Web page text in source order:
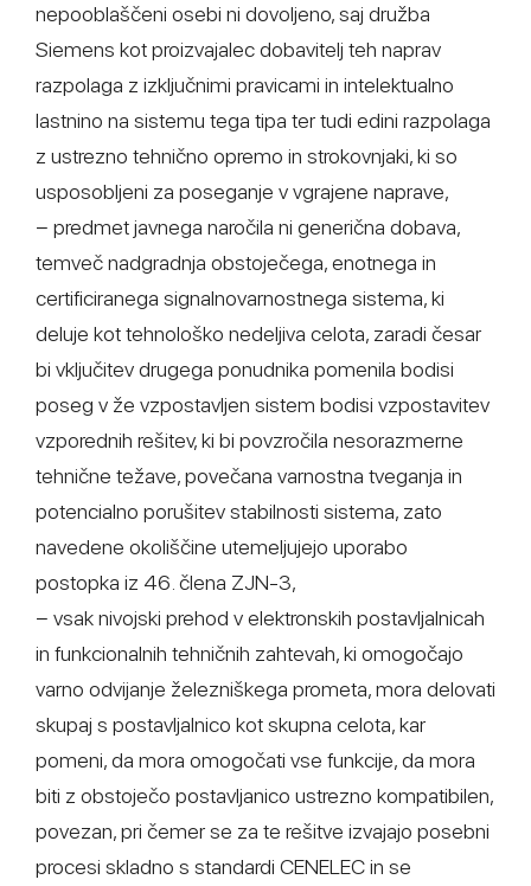
nepooblaščeni osebi ni dovoljeno, saj družba
Siemens kot proizvajalec dobavitelj teh naprav
razpolaga z izključnimi pravicami in intelektualno
lastnino na sistemu tega tipa ter tudi edini razpolaga
z ustrezno tehnično opremo in strokovnjaki, ki so
usposobljeni za poseganje v vgrajene naprave,
− predmet javnega naročila ni generična dobava,
temveč nadgradnja obstoječega, enotnega in
certificiranega signalnovarnostnega sistema, ki
deluje kot tehnološko nedeljiva celota, zaradi česar
bi vključitev drugega ponudnika pomenila bodisi
poseg v že vzpostavljen sistem bodisi vzpostavitev
vzporednih rešitev, ki bi povzročila nesorazmerne
tehnične težave, povečana varnostna tveganja in
potencialno porušitev stabilnosti sistema, zato
navedene okoliščine utemeljujejo uporabo
postopka iz 46. člena ZJN-3,
− vsak nivojski prehod v elektronskih postavljalnicah
in funkcionalnih tehničnih zahtevah, ki omogočajo
varno odvijanje železniškega prometa, mora delovati
skupaj s postavljalnico kot skupna celota, kar
pomeni, da mora omogočati vse funkcije, da mora
biti z obstoječo postavljanico ustrezno kompatibilen,
povezan, pri čemer se za te rešitve izvajajo posebni
procesi skladno s standardi CENELEC in se